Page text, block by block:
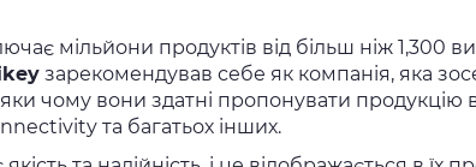
мільйони продуктів від більш ніж 1,300
зарекомендував себе як компанія, яка
чому вони здатні пропонувати
та багатьох інших.